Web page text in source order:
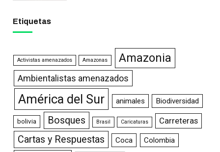
Etiquetas
Activistas amenazados Amazonas Amazonia
Ambientalistas amenazados
América del Sur animales Biodiversidad
bolivia Bosques Brasil Caricaturas Carreteras
Cartas y Respuestas Coca Colombia